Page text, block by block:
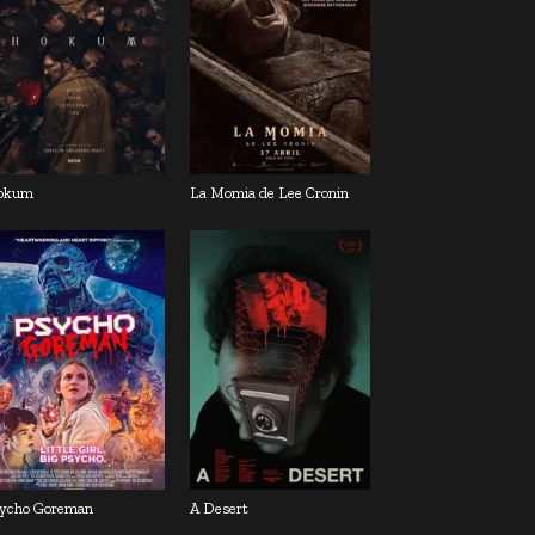
La Momia de Lee Cronin
Goreman A Desert